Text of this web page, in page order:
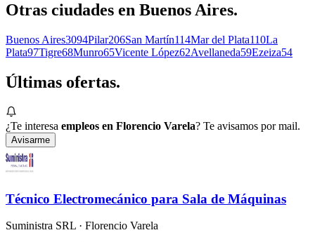
Otras ciudades en Buenos Aires.
Buenos Aires3094Pilar206San Martín114Mar del Plata110La
Plata97Tigre68Munro65Vicente López62Avellaneda59Ezeiza54
Últimas ofertas.
¿Te interesa empleos en Florencio Varela? Te avisamos por mail.
Avisarme
Técnico Electromecánico para Sala de Máquinas
Suministra SRL · Florencio Varela